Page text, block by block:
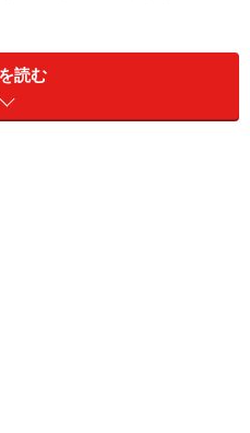
ある程度の時間を置いて返
焦ってしまう印象を与える
読む